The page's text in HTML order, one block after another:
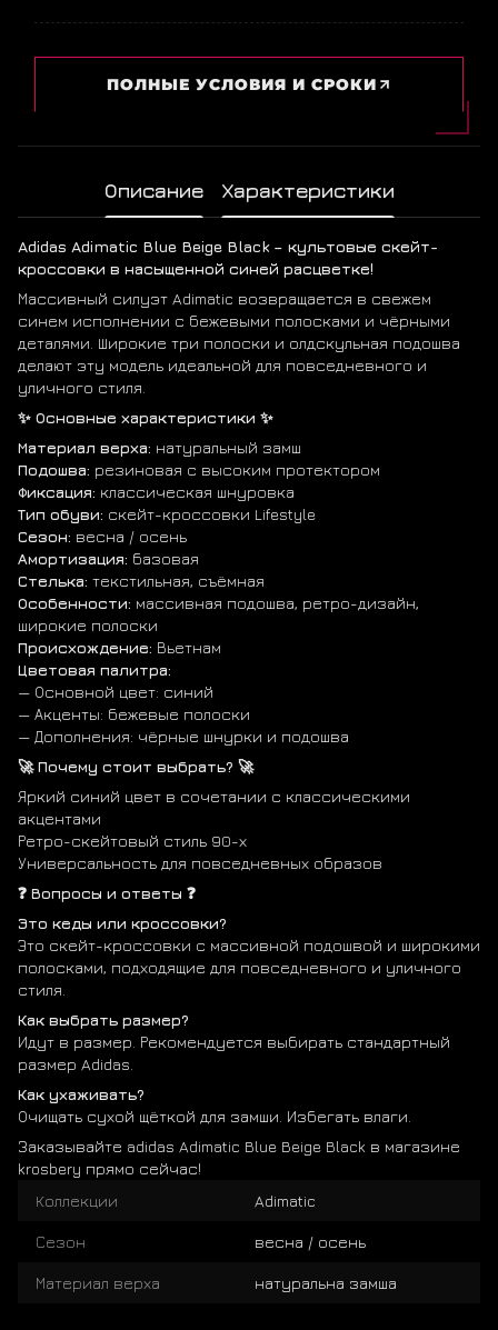
ПОЛНЫЕ УСЛОВИЯ И СРОКИ
Описание Характеристики
Adidas Adimatic Blue Beige Black – культовые скейт-
кроссовки в насыщенной синей расцветке!
Массивный силуэт Adimatic возвращается в свежем
синем исполнении с бежевыми полосками и чёрными
деталями. Широкие три полоски и олдскульная подошва
делают эту модель идеальной для повседневного и
уличного стиля.
✨ Основные характеристики ✨
Материал верха: натуральный замш
Подошва: резиновая с высоким протектором
Фиксация: классическая шнуровка
Тип обуви: скейт-кроссовки Lifestyle
Сезон: весна / осень
Амортизация: базовая
Стелька: текстильная, съёмная
Особенности: массивная подошва, ретро-дизайн,
широкие полоски
Происхождение: Вьетнам
Цветовая палитра:
— Основной цвет: синий
— Акценты: бежевые полоски
— Дополнения: чёрные шнурки и подошва
🚀 Почему стоит выбрать? 🚀
Яркий синий цвет в сочетании с классическими
акцентами
Ретро-скейтовый стиль 90-х
Универсальность для повседневных образов
❓ Вопросы и ответы ❓
Это кеды или кроссовки?
Это скейт-кроссовки с массивной подошвой и широкими
полосками, подходящие для повседневного и уличного
стиля.
Как выбрать размер?
Идут в размер. Рекомендуется выбирать стандартный
размер Adidas.
Как ухаживать?
Очищать сухой щёткой для замши. Избегать влаги.
Заказывайте adidas Adimatic Blue Beige Black в магазине
krosbery прямо сейчас!
Коллекции
Adimatic
Сезон весна / осень
Материал верха натуральна замша